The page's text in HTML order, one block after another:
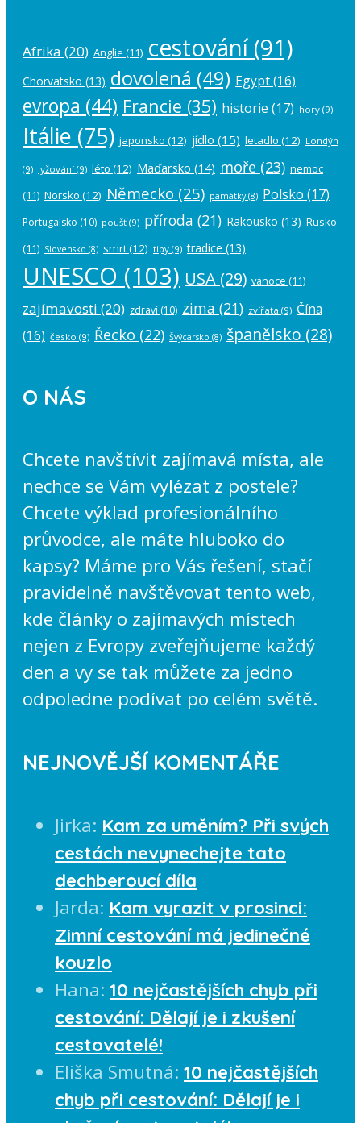
Afrika (20) Anglie (11) cestování(91)
Chorvatsko (13) dovolená (49) Egypt(16)
evropa (44) Francie (35) historie (17) hory (9)
Itálie (75) japonsko (12) jídlo (15) letadlo (12) Londýn
(9) lyžování (9) léto (12) Maďarsko (14) moře (23) nemoc
(11) Norsko (12) Německo (25) památky(8) Polsko (17)
Portugalsko (10) poušť(9) příroda (21) Rakousko (13) Rusko
(11) Slovensko (8) smrt(12) tipy (9) tradice (13)
UNESCO (103) USA (29) vánoce (11)
zajímavosti (20) zdraví (10) zima (21) zvířata (9) Čína
(16) česko (9) Řecko (22) Švýcarsko (8) španělsko (28)
O NÁS
Chcete navštívit zajímavá místa, ale
nechce se Vám vylézat z postele?
Chcete výklad profesionálního
průvodce, ale máte hluboko do
kapsy? Máme pro Vás řešení, stačí
pravidelně navštěvovat tento web,
kde články o zajímavých místech
nejen z Evropy zveřejňujeme každý
den a vy se tak můžete za jedno
odpoledne podívat po celém světě.
NEJNOVĚJŠÍ KOMENTÁŘE
Jirka: Kam za uměním? Při svých
cestách nevynechejte tato
dechberoucí díla
Jarda: Kam vyrazit v prosinci:
Zimní cestování má jedinečné
kouzlo
Hana: 10 nejčastějších chyb při
cestování: Dělají je i zkušení
cestovatelé!
Eliška Smutná: 10 nejčastějších
chyb při cestování: Dělají je i